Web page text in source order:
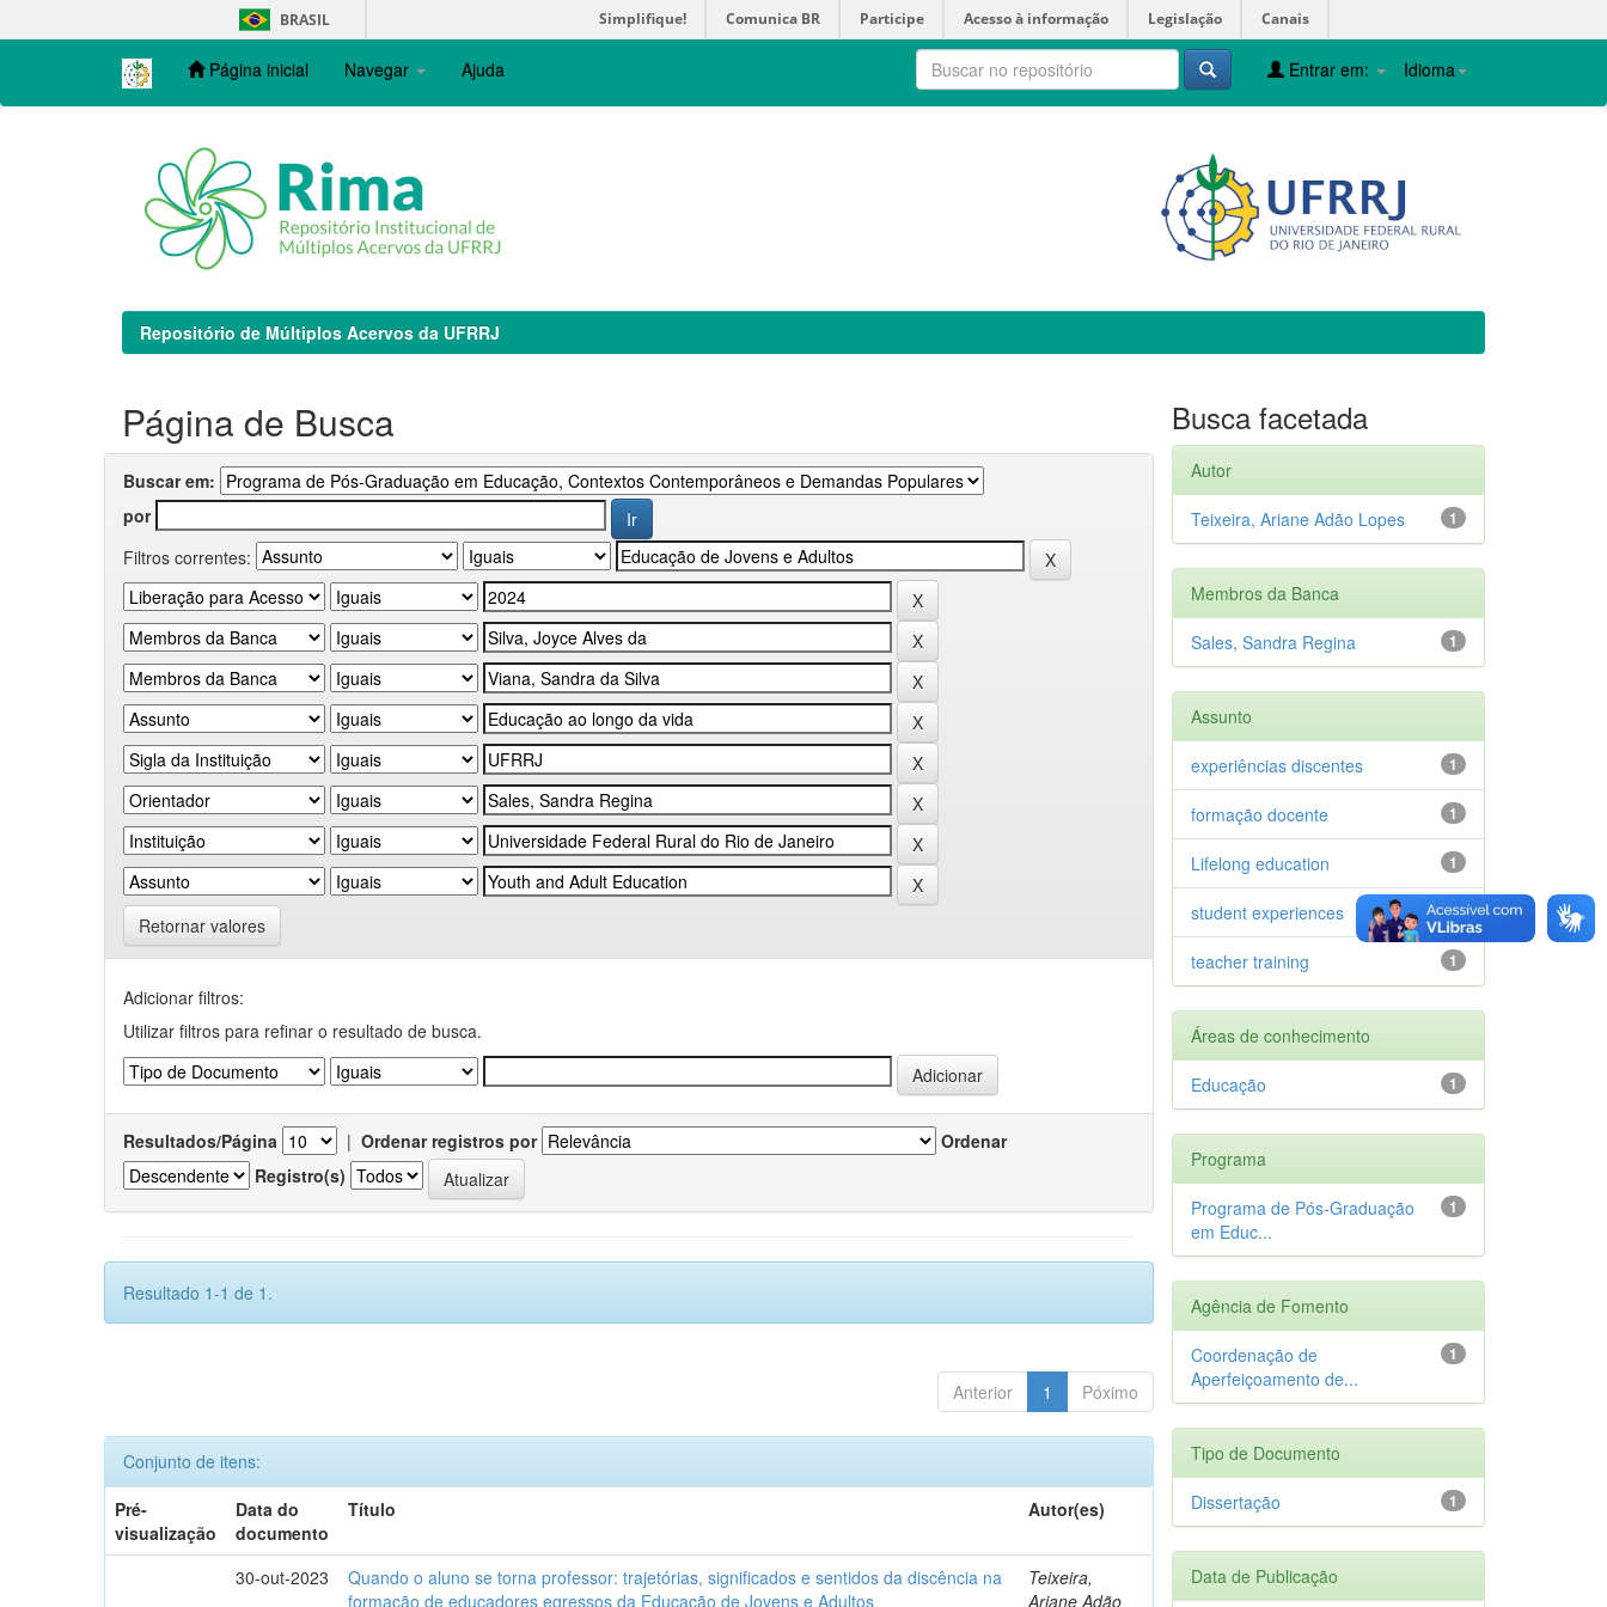
navigation
BRASIL Simplifique! Comunica BR Participe Acesso à informação Legislação Canais
Página inicial Navegar Ajuda Idioma
Entrar em:
Repositório de Múltiplos Acervos da UFRRJ
Página de Busca
Buscar em:
por
Filtros correntes:
Retornar valores
Adicionar filtros:
Utilizar filtros para refinar o resultado de busca.
Resultados/Página | Ordenar registros por
Ordenar
Registro(s)
Resultado 1-1 de 1.
Anterior 1 Póximo
Conjunto de itens:
Pré-
visualização
Data do
documento
Título Autor(es)
30-out-2023
Quando o aluno se torna professor: trajetórias, significados e sentidos da discência na
formação de educadores egressos da Educação de Jovens e Adultos
Teixeira,
Ariane Adão
Busca facetada
Autor
1
Teixeira, Ariane Adão Lopes
Membros da Banca
1
Sales, Sandra Regina
Assunto
1
experiências discentes
1
formação docente
1
Lifelong education
1
student experiences
1
teacher training
Áreas de conhecimento
1
Educação
Programa
1
Programa de Pós-Graduação
em Educ...
Agência de Fomento
1
Coordenação de
Aperfeiçoamento de...
Tipo de Documento
1
Dissertação
Data de Publicação